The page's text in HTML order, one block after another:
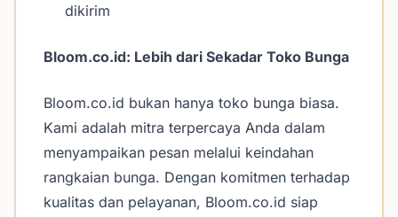
dikirim
Bloom.co.id: Lebih dari Sekadar Toko Bunga
Bloom.co.id bukan hanya toko bunga biasa.
Kami adalah mitra terpercaya Anda dalam
menyampaikan pesan melalui keindahan
rangkaian bunga. Dengan komitmen terhadap
kualitas dan pelayanan, Bloom.co.id siap